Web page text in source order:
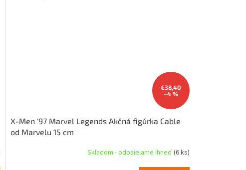
€38,40
–4 %
X-Men '97 Marvel Legends Akčná figúrka Cable
od Marvelu 15 cm
Skladom - odosielame ihneď(6 ks)